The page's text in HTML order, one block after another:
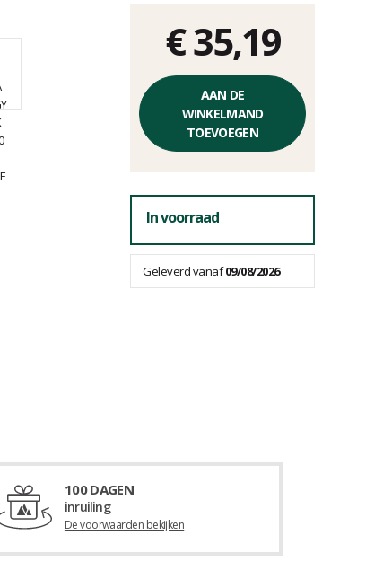
€ 35,19
Éénheidsprijs,
zonder
kosten
AAN DE
WINKELMAND
TOEVOEGEN
In voorraad
Geleverd vanaf09/08/2026
100 DAGEN
inruiling
De voorwaarden bekijken